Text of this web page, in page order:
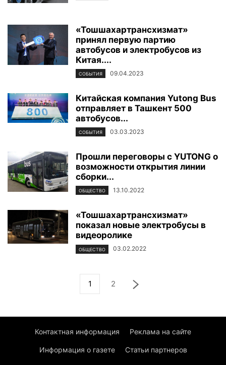
«Тошшахартрансхизмат»
принял первую партию
автобусов и электробусов из
Китая....
СОБЫТИЯ 09.04.2023
Китайская компания Yutong Bus
отправляет в Ташкент 500
автобусов...
СОБЫТИЯ 03.03.2023
Прошли переговоры с YUTONG о
возможности открытия линии
сборки...
ОБЩЕСТВО 13.10.2022
«Тошшахартрансхизмат»
показал новые электробусы в
видеоролике
ОБЩЕСТВО 03.02.2022
1 2
Контактная информация Реклама на сайте
Информация о газете Статьи партнеров